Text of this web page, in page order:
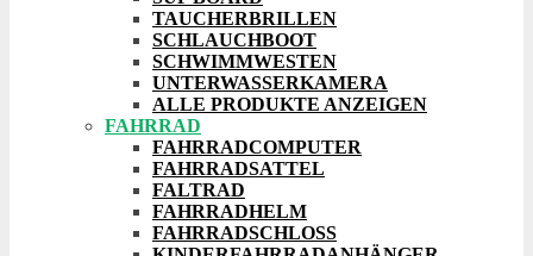
TAUCHERBRILLEN
SCHLAUCHBOOT
SCHWIMMWESTEN
UNTERWASSERKAMERA
ALLE PRODUKTE ANZEIGEN
FAHRRAD
FAHRRADCOMPUTER
FAHRRADSATTEL
FALTRAD
FAHRRADHELM
FAHRRADSCHLOSS